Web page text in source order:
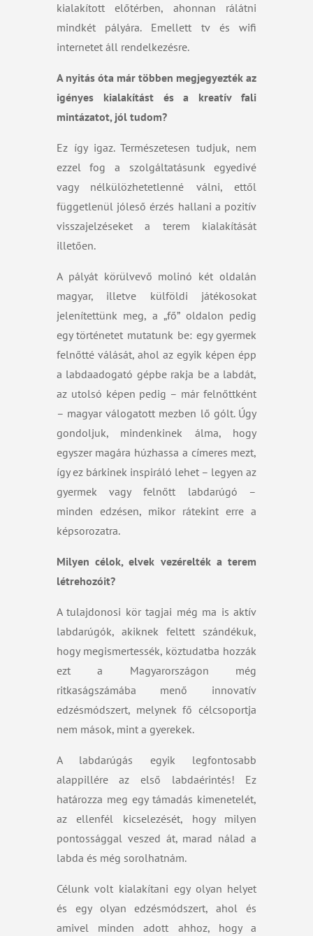
kialakított előtérben, ahonnan rálátni
mindkét pályára. Emellett tv és wifi
internetet áll rendelkezésre.
A nyitás óta már többen megjegyezték az
igényes kialakítást és a kreatív fali
mintázatot, jól tudom?
Ez így igaz. Természetesen tudjuk, nem
ezzel fog a szolgáltatásunk egyedivé
vagy nélkülözhetetlenné válni, ettől
függetlenül jóleső érzés hallani a pozitív
visszajelzéseket a terem kialakítását
illetően.
A pályát körülvevő molinó két oldalán
magyar, illetve külföldi játékosokat
jelenítettünk meg, a „fő” oldalon pedig
egy történetet mutatunk be: egy gyermek
felnőtté válását, ahol az egyik képen épp
a labdaadogató gépbe rakja be a labdát,
az utolsó képen pedig – már felnőttként
– magyar válogatott mezben lő gólt. Úgy
gondoljuk, mindenkinek álma, hogy
egyszer magára húzhassa a címeres mezt,
így ez bárkinek inspiráló lehet – legyen az
gyermek vagy felnőtt labdarúgó –
minden edzésen, mikor rátekint erre a
képsorozatra.
Milyen célok, elvek vezérelték a terem
létrehozóit?
A tulajdonosi kör tagjai még ma is aktív
labdarúgók, akiknek feltett szándékuk,
hogy megismertessék, köztudatba hozzák
ezt a Magyarországon még
ritkaságszámába menő innovatív
edzésmódszert, melynek fő célcsoportja
nem mások, mint a gyerekek.
A labdarúgás egyik legfontosabb
alappillére az első labdaérintés! Ez
határozza meg egy támadás kimenetelét,
az ellenfél kicselezését, hogy milyen
pontossággal veszed át, marad nálad a
labda és még sorolhatnám.
Célunk volt kialakítani egy olyan helyet
és egy olyan edzésmódszert, ahol és
amivel minden adott ahhoz, hogy a